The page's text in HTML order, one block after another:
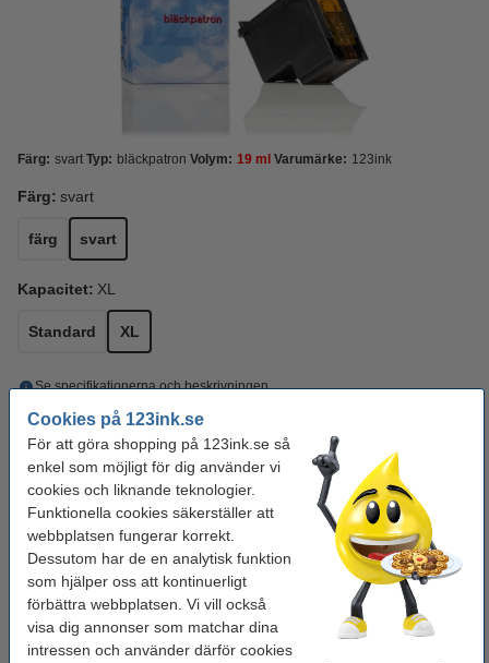
Cookies på 123ink.se
För att göra shopping på 123ink.se så
enkel som möjligt för dig använder vi
cookies och liknande teknologier.
Funktionella cookies säkerställer att
webbplatsen fungerar korrekt.
Dessutom har de en analytisk funktion
som hjälper oss att kontinuerligt
förbättra webbplatsen. Vi vill också
visa dig annonser som matchar dina
intressen och använder därför cookies
Färg: svart Typ: bläckpatron Volym: 19 ml Varumärke: 123ink
Färg: svart
färg svart
Kapacitet: XL
Standard XL
Se specifikationerna och beskrivningen
med varumärket 123ink!
Beställ nu så skickar vi på måndag!
Pris per ml 17,1 kr
325 kr Beställ
Tips: Beställ färgbläckpatron!
Varumärket 123ink ersätter HP 303XL
(T6N03AE) färgbläckpatron hög kapacitet
350 kr